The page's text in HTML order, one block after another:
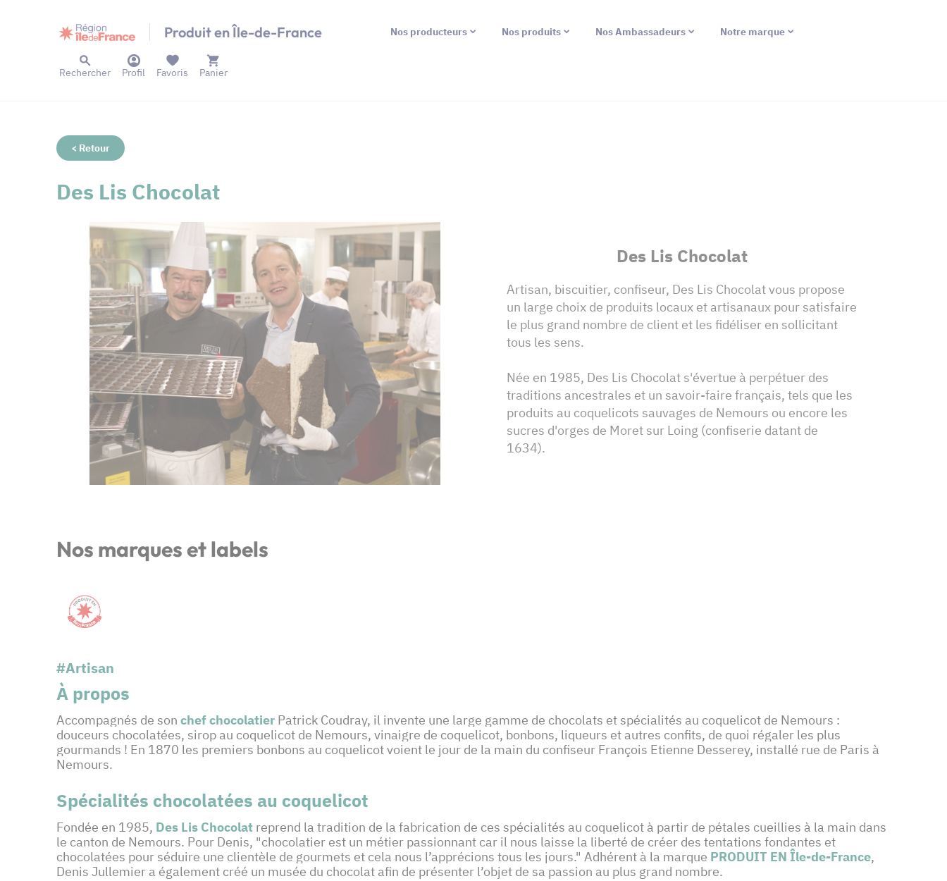
Produit en Île-de-France Nos producteurs Nos produits Nos Ambassadeurs Notre marque
Rechercher Profil Panier
Favoris
< Retour
Des Lis Chocolat
Des Lis Chocolat
Artisan, biscuitier, confiseur, Des Lis Chocolat vous propose
un large choix de produits locaux et artisanaux pour satisfaire
le plus grand nombre de client et les fidéliser en sollicitant
tous les sens.
Née en 1985, Des Lis Chocolat s'évertue à perpétuer des
traditions ancestrales et un savoir-faire français, tels que les
produits au coquelicots sauvages de Nemours ou encore les
sucres d'orges de Moret sur Loing (confiserie datant de
1634).
Nos marques et labels
#Artisan
À propos
Accompagnés de son chef chocolatier Patrick Coudray, il invente une large gamme de chocolats et spécialités au coquelicot de Nemours :
douceurs chocolatées, sirop au coquelicot de Nemours, vinaigre de coquelicot, bonbons, liqueurs et autres confits, de quoi régaler les plus
gourmands ! En 1870 les premiers bonbons au coquelicot voient le jour de la main du confiseur François Etienne Desserey, installé rue de Paris à
Nemours.
Spécialités chocolatées au coquelicot
Fondée en 1985, Des Lis Chocolat reprend la tradition de la fabrication de ces spécialités au coquelicot à partir de pétales cueillies à la main dans
le canton de Nemours. Pour Denis, "chocolatier est un métier passionnant car il nous laisse la liberté de créer des tentations fondantes et
chocolatées pour séduire une clientèle de gourmets et cela nous l’apprécions tous les jours." Adhérent à la marque PRODUIT EN Île-de-France,
Denis Jullemier a également créé un musée du chocolat afin de présenter l’objet de sa passion au plus grand nombre.